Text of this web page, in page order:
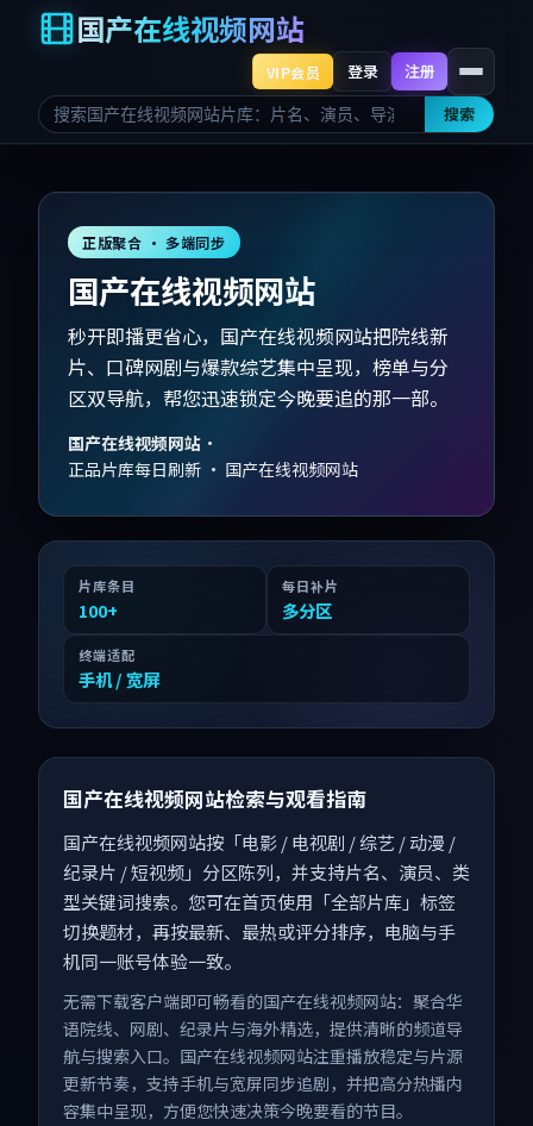
国产在线视频网站
搜索
VIP会员 登录 注册
正版聚合 · 多端同步
国产在线视频网站
秒开即播更省心，国产在线视频网站把院线新
片、口碑网剧与爆款综艺集中呈现，榜单与分
区双导航，帮您迅速锁定今晚要追的那一部。
国产在线视频网站 ·
正品片库每日刷新 · 国产在线视频网站
片库条目
100+
每日补片
多分区
终端适配
手机 / 宽屏
国产在线视频网站检索与观看指南
国产在线视频网站按「电影 / 电视剧 / 综艺 / 动漫 /
纪录片 / 短视频」分区陈列，并支持片名、演员、类
型关键词搜索。您可在首页使用「全部片库」标签
切换题材，再按最新、最热或评分排序，电脑与手
机同一账号体验一致。
无需下载客户端即可畅看的国产在线视频网站：聚合华
语院线、网剧、纪录片与海外精选，提供清晰的频道导
航与搜索入口。国产在线视频网站注重播放稳定与片源
更新节奏，支持手机与宽屏同步追剧，并把高分热播内
容集中呈现，方便您快速决策今晚要看的节目。